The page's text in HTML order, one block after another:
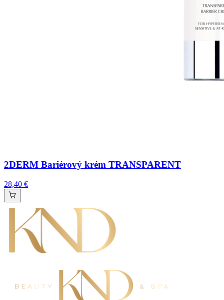
2DERM Bariérový krém TRANSPARENT
28,40 €